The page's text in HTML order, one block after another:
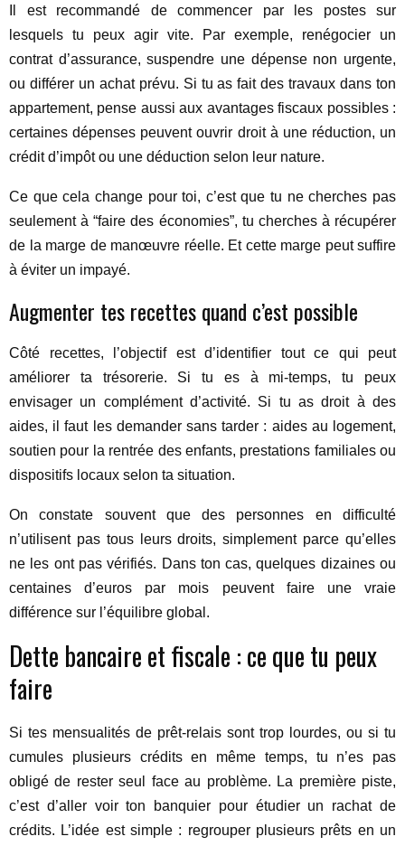
Il est recommandé de commencer par les postes sur
lesquels tu peux agir vite. Par exemple, renégocier un
contrat d’assurance, suspendre une dépense non urgente,
ou différer un achat prévu. Si tu as fait des travaux dans ton
appartement, pense aussi aux avantages fiscaux possibles :
certaines dépenses peuvent ouvrir droit à une réduction, un
crédit d’impôt ou une déduction selon leur nature.
Ce que cela change pour toi, c’est que tu ne cherches pas
seulement à “faire des économies”, tu cherches à récupérer
de la marge de manœuvre réelle. Et cette marge peut suffire
à éviter un impayé.
Augmenter tes recettes quand c’est possible
Côté recettes, l’objectif est d’identifier tout ce qui peut
améliorer ta trésorerie. Si tu es à mi-temps, tu peux
envisager un complément d’activité. Si tu as droit à des
aides, il faut les demander sans tarder : aides au logement,
soutien pour la rentrée des enfants, prestations familiales ou
dispositifs locaux selon ta situation.
On constate souvent que des personnes en difficulté
n’utilisent pas tous leurs droits, simplement parce qu’elles
ne les ont pas vérifiés. Dans ton cas, quelques dizaines ou
centaines d’euros par mois peuvent faire une vraie
différence sur l’équilibre global.
Dette bancaire et fiscale : ce que tu peux
faire
Si tes mensualités de prêt-relais sont trop lourdes, ou si tu
cumules plusieurs crédits en même temps, tu n’es pas
obligé de rester seul face au problème. La première piste,
c’est d’aller voir ton banquier pour étudier un rachat de
crédits. L’idée est simple : regrouper plusieurs prêts en un